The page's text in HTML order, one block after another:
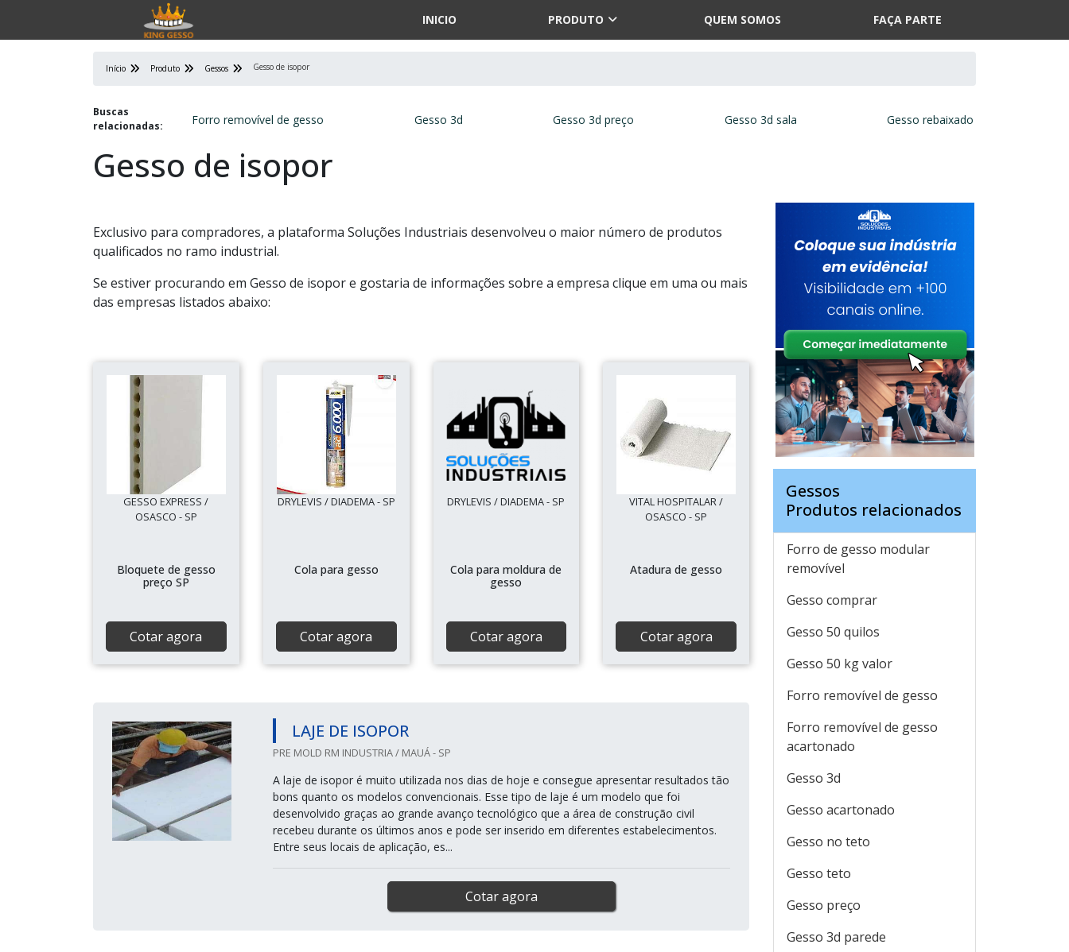
INICIO PRODUTO QUEM SOMOS FAÇA PARTE
Início Produto Gessos Gesso de isopor
Buscas
relacionadas:
Forro removível de gesso Gesso 3d Gesso 3d preço Gesso 3d sala Gesso rebaixado
Gesso de isopor
Exclusivo para compradores, a plataforma Soluções Industriais desenvolveu o maior número de produtos
qualificados no ramo industrial.
Se estiver procurando em Gesso de isopor e gostaria de informações sobre a empresa clique em uma ou mais
das empresas listados abaixo:
GESSO EXPRESS /
OSASCO - SP
Bloquete de gesso
preço SP
Cotar agora
DRYLEVIS / DIADEMA - SP
Cola para gesso
Cotar agora
DRYLEVIS / DIADEMA - SP
Cola para moldura de
gesso
Cotar agora
VITAL HOSPITALAR /
OSASCO - SP
Atadura de gesso
Cotar agora
LAJE DE ISOPOR
PRE MOLD RM INDUSTRIA / MAUÁ - SP
A laje de isopor é muito utilizada nos dias de hoje e consegue apresentar resultados tão
bons quanto os modelos convencionais. Esse tipo de laje é um modelo que foi
desenvolvido graças ao grande avanço tecnológico que a área de construção civil
recebeu durante os últimos anos e pode ser inserido em diferentes estabelecimentos.
Entre seus locais de aplicação, es...
Cotar agora
Gessos
Produtos relacionados
Forro de gesso modular
removível
Gesso comprar
Gesso 50 quilos
Gesso 50 kg valor
Forro removível de gesso
Forro removível de gesso
acartonado
Gesso 3d
Gesso acartonado
Gesso no teto
Gesso teto
Gesso preço
Gesso 3d parede